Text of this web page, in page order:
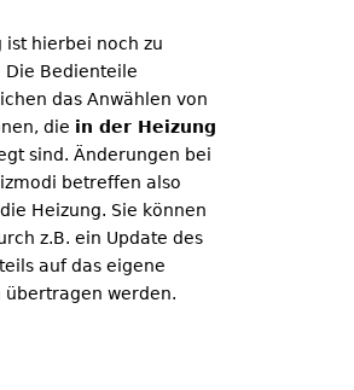
ist hierbei noch zu
Die Bedienteile
das Anwählen von
die in der Heizung
sind. Änderungen bei
betreffen also
Heizung. Sie können
z.B. ein Update des
auf das eigene
übertragen werden.